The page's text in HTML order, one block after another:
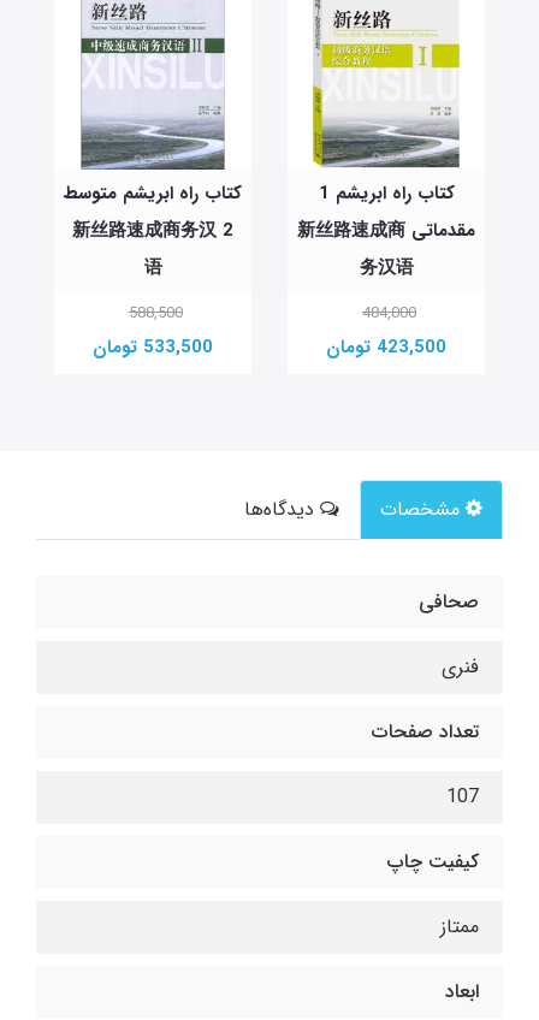
کتاب راه ابریشم 1
مقدماتی 新丝路速成商
务汉语
484,000
423,500 تومان
کتاب راه ابریشم متوسط
2 新丝路速成商务汉
语
588,500
533,500 تومان
مشخصات دیدگاه‌ها
صحافی
فنری
تعداد صفحات
107
کیفیت چاپ
ممتاز
ابعاد